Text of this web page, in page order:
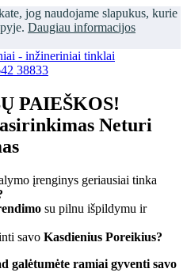
jog naudojame slapukus, kurie
Daugiau informacijos
38833
PAIEŠKOS!
Neturi
įrenginys geriausiai tinka
su pilnu išpildymu ir
savo Kasdienius Poreikius?
galėtumėte ramiai gyventi savo